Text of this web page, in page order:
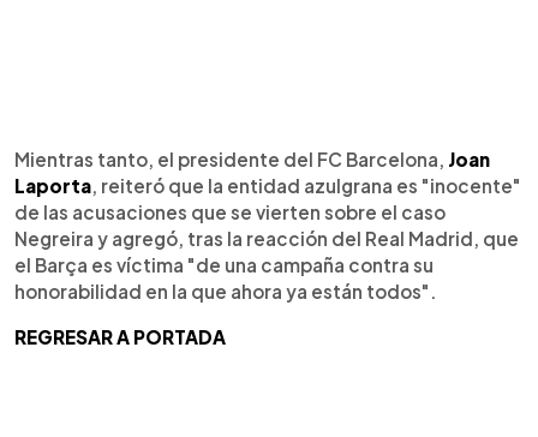
Mientras tanto, el presidente del FC Barcelona, Joan
Laporta, reiteró que la entidad azulgrana es "inocente"
de las acusaciones que se vierten sobre el caso
Negreira y agregó, tras la reacción del Real Madrid, que
el Barça es víctima "de una campaña contra su
honorabilidad en la que ahora ya están todos".
REGRESAR A PORTADA